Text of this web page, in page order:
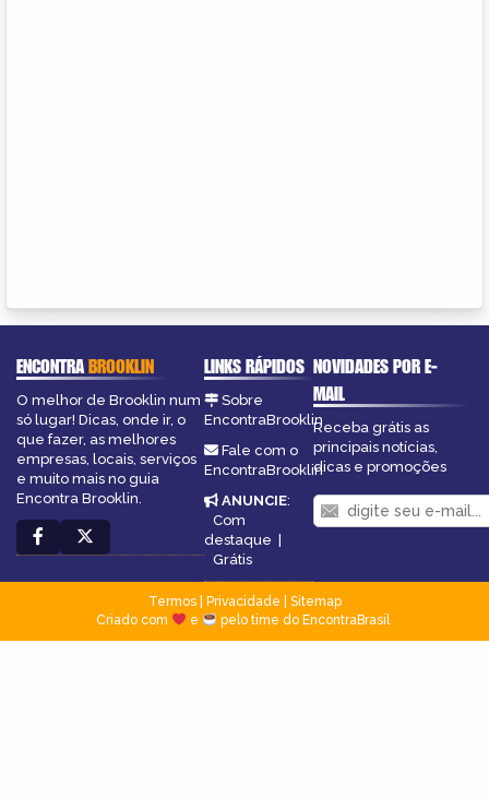
ENCONTRABROOKLIN
O melhor de Brooklin num
só lugar! Dicas, onde ir, o
que fazer, as melhores
empresas, locais, serviços
e muito mais no guia
Encontra Brooklin.
LINKS RÁPIDOS
Sobre
EncontraBrooklin
Fale com o
EncontraBrooklin
ANUNCIE:
Com
destaque |
Grátis
NOVIDADES POR E-
MAIL
Receba grátis as
principais notícias,
dicas e promoções
Termos| Privacidade
Sitemap
Criado com
e pelo time do EncontraBrasil